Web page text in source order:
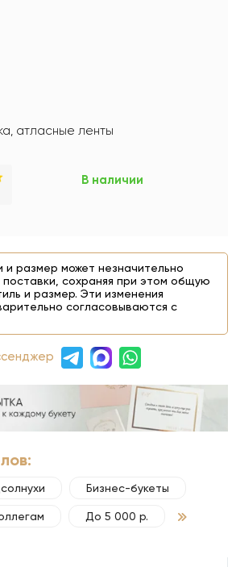
атласные ленты
В наличии
и размер может незначительно
поставки, сохраняя при этом общую
и размер. Эти изменения
согласовываются с
Бизнес-букеты
До 5 000 р.